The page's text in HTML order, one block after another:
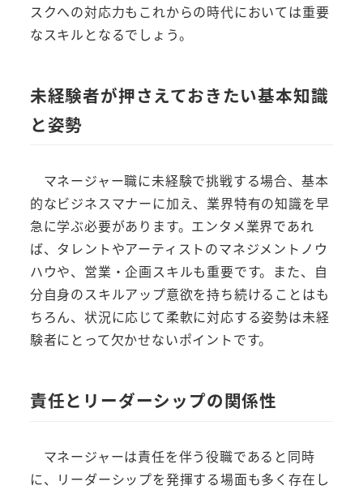
スクへの対応力もこれからの時代においては重要
なスキルとなるでしょう。
未経験者が押さえておきたい基本知識
と姿勢
マネージャー職に未経験で挑戦する場合、基本
的なビジネスマナーに加え、業界特有の知識を早
急に学ぶ必要があります。エンタメ業界であれ
ば、タレントやアーティストのマネジメントノウ
ハウや、営業・企画スキルも重要です。また、自
分自身のスキルアップ意欲を持ち続けることはも
ちろん、状況に応じて柔軟に対応する姿勢は未経
験者にとって欠かせないポイントです。
責任とリーダーシップの関係性
マネージャーは責任を伴う役職であると同時
に、リーダーシップを発揮する場面も多く存在し